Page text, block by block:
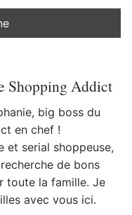
Shopping Addict
big boss du
en chef !
et serial shoppeuse,
de bons
toute la famille. Je
avec vous ici.